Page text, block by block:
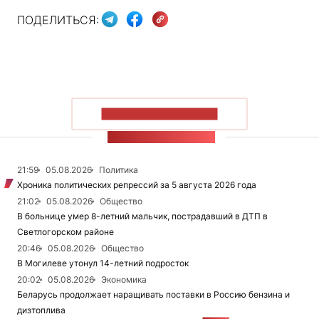
ПОДЕЛИТЬСЯ:
21:59 05.08.2026
Политика
Хроника политических репрессий за 5 августа 2026 года
21:02
05.08.2026
Общество
В больнице умер 8-летний мальчик, пострадавший в ДТП в
Светлогорском районе
20:46
05.08.2026
Общество
В Могилеве утонул 14-летний подросток
20:02
05.08.2026
Экономика
Беларусь продолжает наращивать поставки в Россию бензина и
дизтоплива